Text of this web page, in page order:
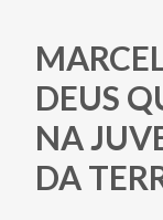
DEUS
NA
DA